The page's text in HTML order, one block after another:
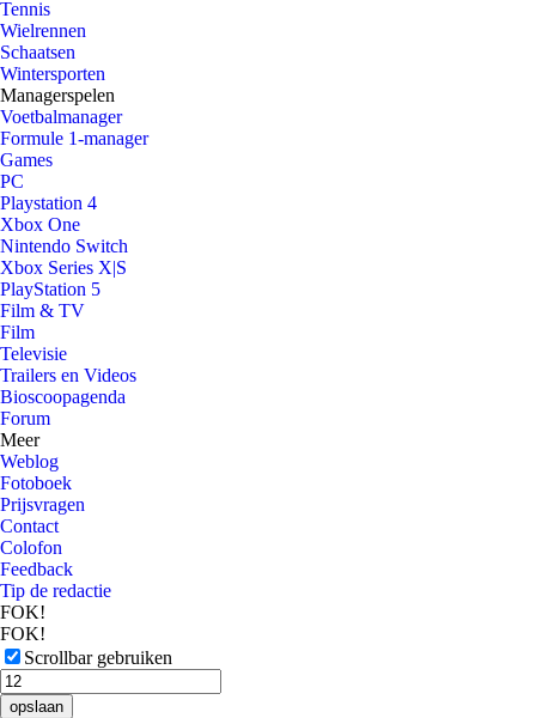
Tennis
Wielrennen
Schaatsen
Wintersporten
Managerspelen
Voetbalmanager
Formule 1-manager
Games
PC
Playstation 4
Xbox One
Nintendo Switch
Xbox Series X|S
PlayStation 5
Film & TV
Film
Televisie
Trailers en Videos
Bioscoopagenda
Forum
Meer
Weblog
Fotoboek
Prijsvragen
Contact
Colofon
Feedback
Tip de redactie
FOK!
FOK!
Scrollbar gebruiken
opslaan